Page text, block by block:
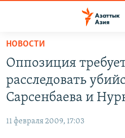
Вернуться
основному
содержанию
Вернутся
главной
навигации
КЫРГЫЗСТАН
ТАДЖИКИСТАН
ВОЙНА В УКРАИНЕ
ҚАЗАҚША
НОВОСТИ
Оппозиция
расследовать
Сарсенбаева и
11 февраля 2009, 17:03